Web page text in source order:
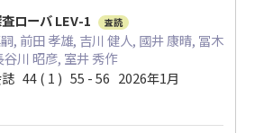
ローバ LEV-1 査読
, 前田 孝雄, 吉川 健人, 國井 康晴, 冨木
川 昭彦, 室井 秀作
誌 44 ( 1 ) 55 - 56 2026年1月